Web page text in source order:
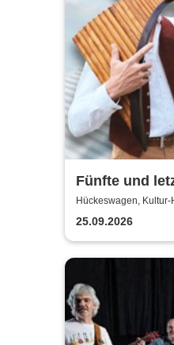
Fünfte und
Sommernacht
2026
Hückeswagen, Kultur-
25.09.2026